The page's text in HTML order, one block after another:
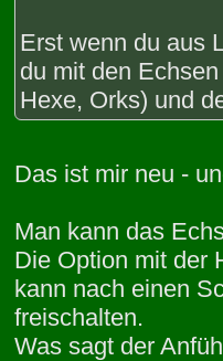
Erst wenn du aus
du mit den
Hexe, Orks) und
Das ist mir neu -
Man kann das
Die Option mit der
kann nach einen
freischalten.
Was sagt der